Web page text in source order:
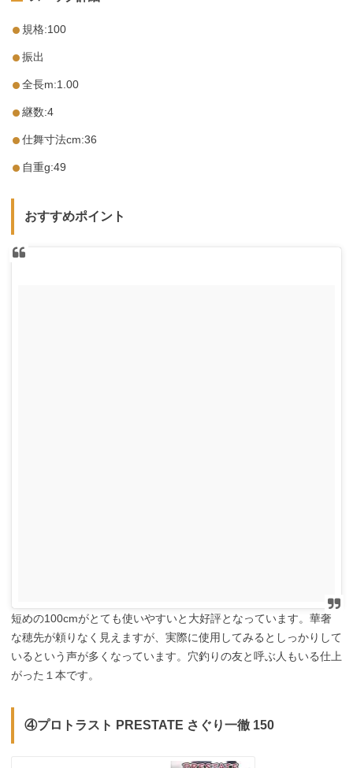
規格:100
振出
全長m:1.00
継数:4
仕舞寸法cm:36
自重g:49
おすすめポイント
短めの100cmがとても使いやすいと大好評となっています。華奢
な穂先が頼りなく見えますが、実際に使用してみるとしっかりして
いるという声が多くなっています。穴釣りの友と呼ぶ人もいる仕上
がった１本です。
④プロトラスト PRESTATE さぐり一徹 150